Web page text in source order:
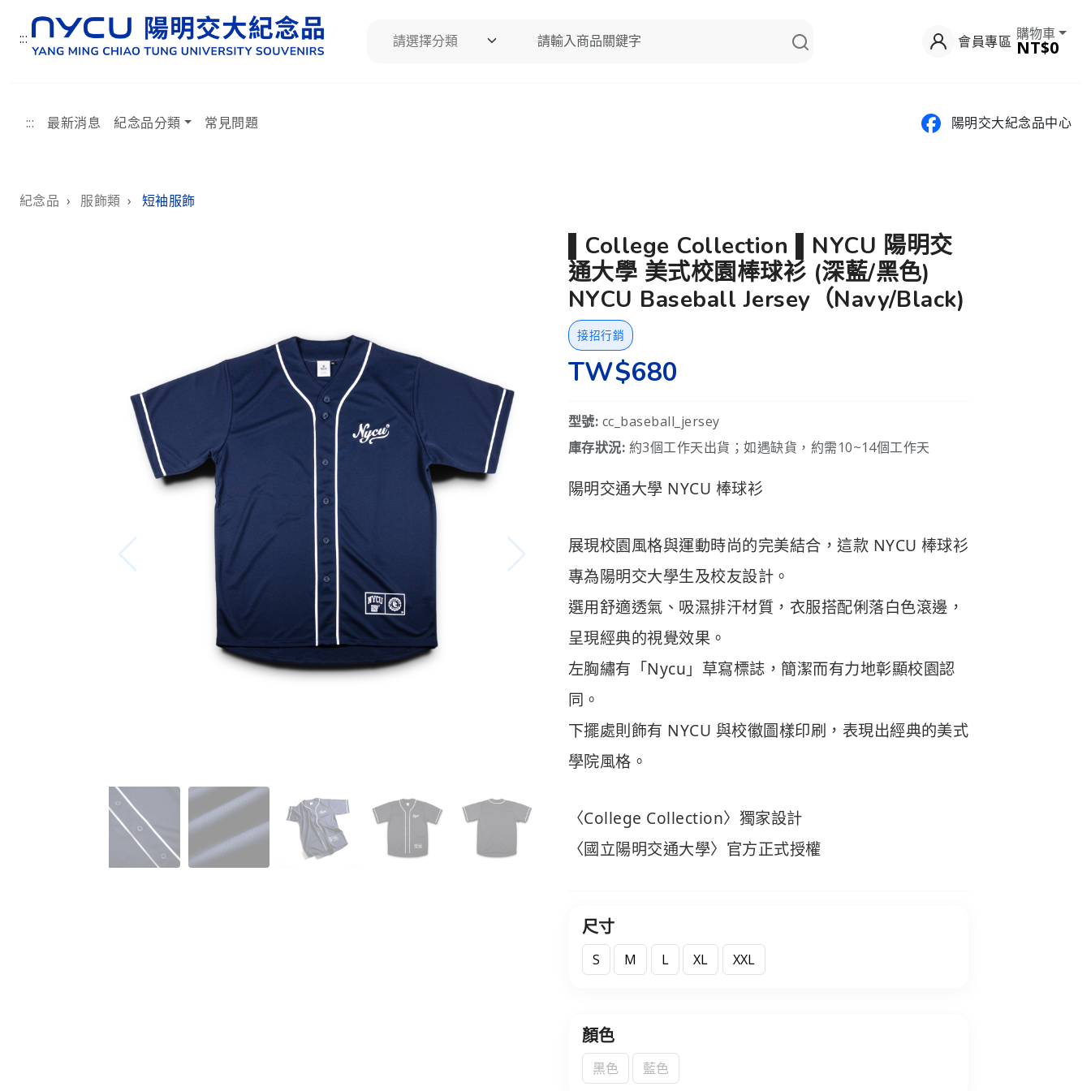
::: 請選擇分類
請輸入商品關鍵字
會員專區 購物車
NT$0
::: 最新消息 紀念品分類 常見問題 陽明交大紀念品中心
紀念品 › 服飾類 › 短袖服飾
▌College Collection ▌NYCU 陽明交
通大學 美式校園棒球衫 (深藍/黑色)
NYCU Baseball Jersey（Navy/Black)
接招行銷
TW$680
型號: cc_baseball_jersey
庫存狀況: 約3個工作天出貨；如遇缺貨，約需10~14個工作天
陽明交通大學 NYCU 棒球衫
展現校園風格與運動時尚的完美結合，這款 NYCU 棒球衫
專為陽明交大學生及校友設計。
選用舒適透氣、吸濕排汗材質，衣服搭配俐落白色滾邊，
呈現經典的視覺效果。
左胸繡有「Nycu」草寫標誌，簡潔而有力地彰顯校園認
同。
下擺處則飾有 NYCU 與校徽圖樣印刷，表現出經典的美式
學院風格。
〈College Collection〉獨家設計
〈國立陽明交通大學〉官方正式授權
尺寸
S M L XL XXL
顏色
黑色 藍色